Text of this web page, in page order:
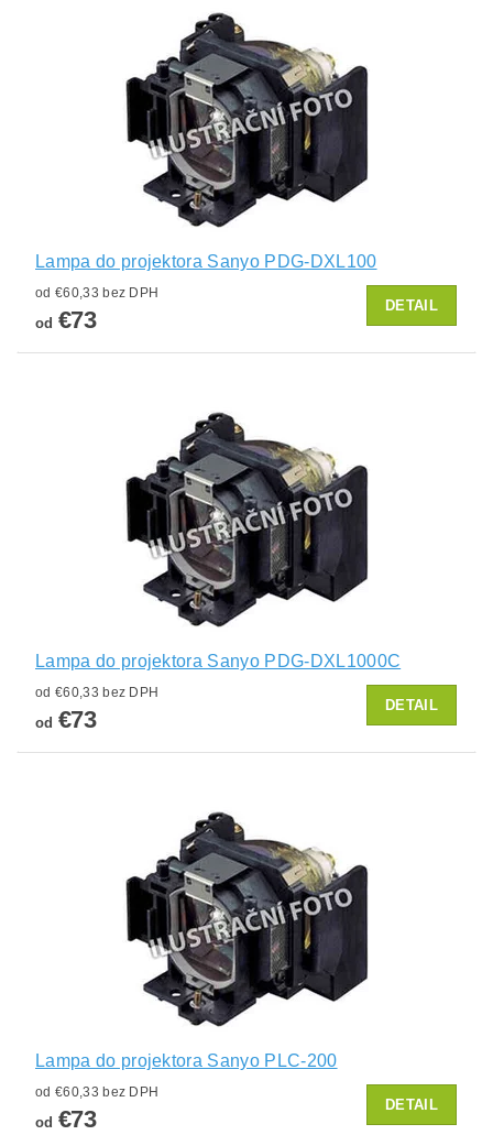
Lampa do projektora Sanyo PDG-DXL100
od €60,33 bez DPH
od €73
DETAIL
Lampa do projektora Sanyo PDG-DXL1000C
od €60,33 bez DPH
od €73
DETAIL
Lampa do projektora Sanyo PLC-200
od €60,33 bez DPH
od €73
DETAIL